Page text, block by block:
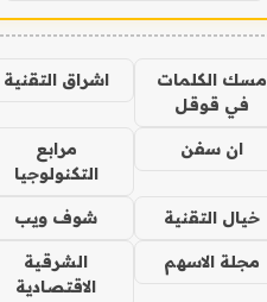
مسك الكلمات
في قوقل
اشراق التقنية
ان سفن
مرابع
التكنولوجيا
خيال التقنية شوف ويب
مجلة الاسهم
الشرقية
الاقتصادية